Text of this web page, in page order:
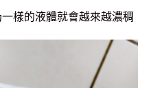
樣的液體就會越來越濃稠